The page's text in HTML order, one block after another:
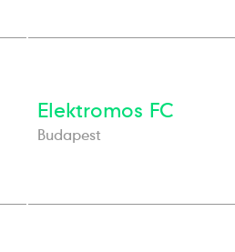
Elektromos FC
Budapest